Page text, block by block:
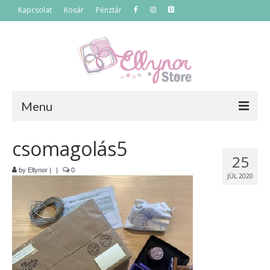
Kapcsolat Kosár Pénztár
Menu
Akciós termékek
Táskák
Neszeszerek
25
JÚL 2020
csomagolás5
by Ellynor | | 0